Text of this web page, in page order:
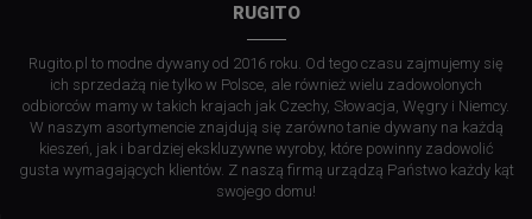
RUGITO
Rugito.pl to modne dywany od 2016 roku. Od tego czasu zajmujemy się
ich sprzedażą nie tylko w Polsce, ale również wielu zadowolonych
odbiorców mamy w takich krajach jak Czechy, Słowacja, Węgry i Niemcy.
W naszym asortymencie znajdują się zarówno tanie dywany na każdą
kieszeń, jak i bardziej ekskluzywne wyroby, które powinny zadowolić
gusta wymagających klientów. Z naszą firmą urządzą Państwo każdy kąt
swojego domu!